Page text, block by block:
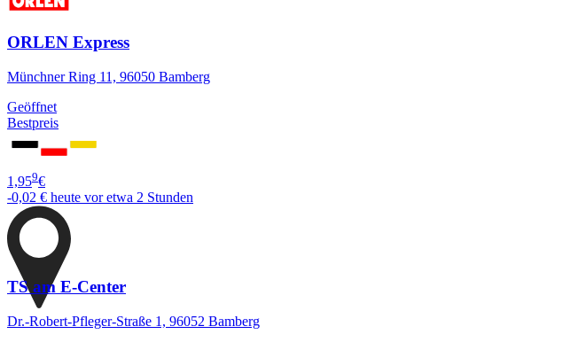
ORLEN Express
Münchner Ring 11, 96050 Bamberg
Geöffnet
Bestpreis
1,959€
-0,02 € heute vor etwa 2 Stunden
TS am E-Center
Dr.-Robert-Pfleger-Straße 1, 96052 Bamberg